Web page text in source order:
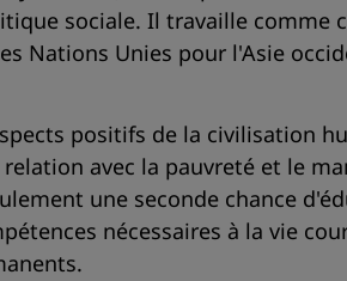
sociale. Il travaille
Nations Unies pour l'Asie
positifs de la civilisation
avec la pauvreté et le
une seconde chance
nécessaires à la vie